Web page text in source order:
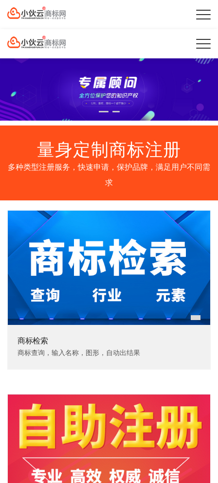
量身定制商标注册
多种类型注册服务，快速申请，保护品牌，满足用户不同需
求
商标检索
商标查询，输入名称，图形，自动出结果